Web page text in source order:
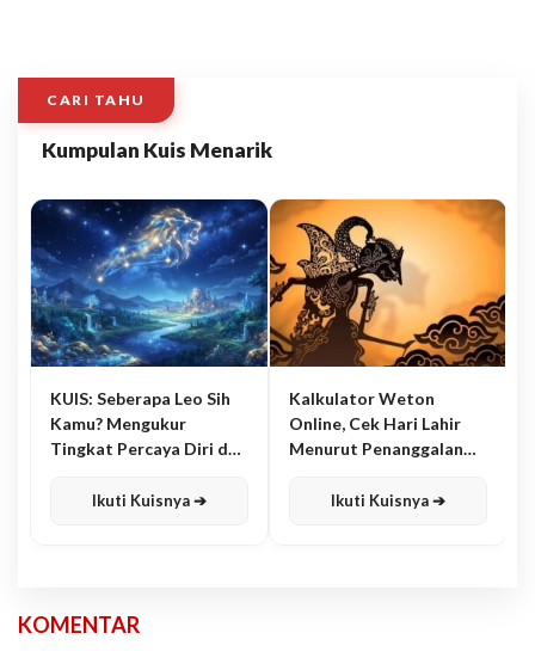
CARI TAHU
Kumpulan Kuis Menarik
KUIS: Seberapa Leo Sih
Kamu? Mengukur
Tingkat Percaya Diri dan
Ikuti Kuisnya ➔
Kalkulator Weton
Online, Cek Hari Lahir
Menurut Penanggalan
Ikuti Kuisnya ➔
KOMENTAR